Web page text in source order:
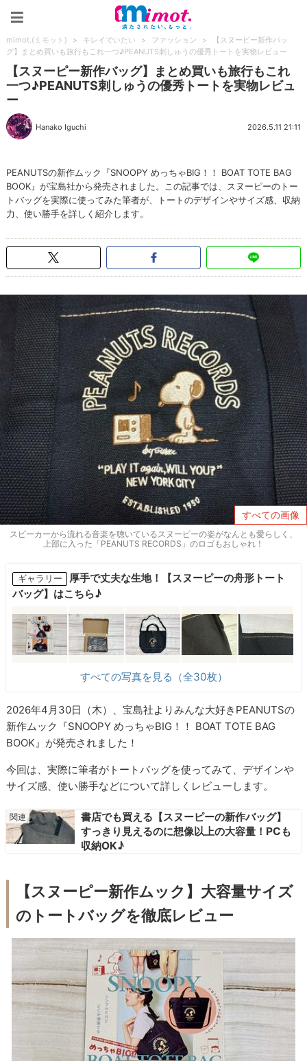
mimot.(ミモット) > キレイでいたい > ファッション >
【スヌーピー新作バッ
グ】まとめ買いも旅行もこれ一つ♪PEANUTS刺しゅうの優秀トートを実物レビュー
【スヌーピー新作バッグ】まとめ買いも旅行もこれ
一つ♪PEANUTS刺しゅうの優秀トートを実物レビュ
ー
Hanako Iguchi 2026.5.11 21:11
PEANUTSの新作ムック『SNOOPY めっちゃBIG！！ BOAT TOTE BAG
BOOK』が宝島社から発売されました。この記事では、スヌーピーのトー
トバッグを実際に使ってみた筆者が、トートのデザインやサイズ感、収納
力、使い勝手を詳しく紹介します。
すべての画像
スピーカーから流れる音楽を聴いているスヌーピーの姿がなんとも愛らしく、
上部に入った「PEANUTS RECORDS」のロゴもおしゃれ！
ギャラリー
厚手で丈夫な生地！【スヌーピーの舟形トート
バッグ】はこちら♪
すべての写真を見る（全30枚）
2026年4月30日（木）、宝島社よりみんな大好きPEANUTSの
新作ムック『SNOOPY めっちゃBIG！！ BOAT TOTE BAG
BOOK』が発売されました！
今回は、実際に筆者がトートバッグを使ってみて、デザインや
サイズ感、使い勝手などについて詳しくレビューします。
書店でも買える【スヌーピーの新作バッグ】
すっきり見えるのに想像以上の大容量！PCも
収納OK♪
【スヌーピー新作ムック】大容量サイズ
のトートバッグを徹底レビュー